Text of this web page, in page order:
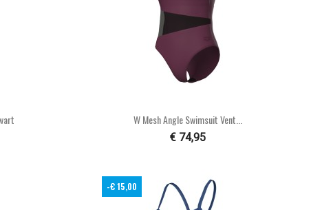
 Snel bekijken
W Mesh Angle Swimsuit Vent...
€ 74,95
-€ 15,00